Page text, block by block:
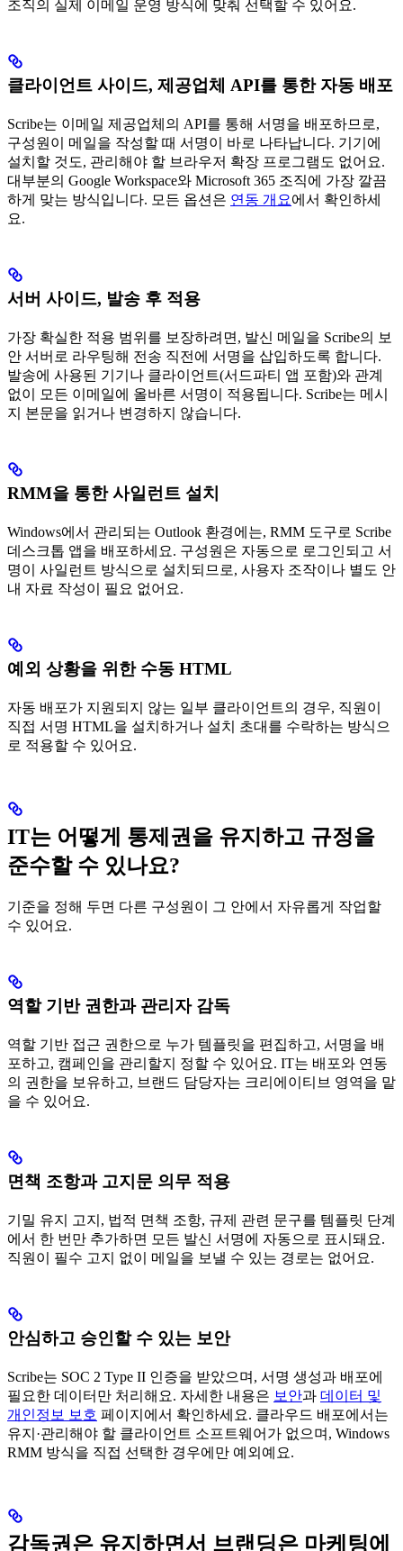
조직의 실제 이메일 운영 방식에 맞춰 선택할 수 있어요.
클라이언트 사이드, 제공업체 API를 통한 자동 배포
Scribe는 이메일 제공업체의 API를 통해 서명을 배포하므로,
구성원이 메일을 작성할 때 서명이 바로 나타납니다. 기기에
설치할 것도, 관리해야 할 브라우저 확장 프로그램도 없어요.
대부분의 Google Workspace와 Microsoft 365 조직에 가장 깔끔
하게 맞는 방식입니다. 모든 옵션은 연동 개요에서 확인하세
요.
서버 사이드, 발송 후 적용
가장 확실한 적용 범위를 보장하려면, 발신 메일을 Scribe의 보
안 서버로 라우팅해 전송 직전에 서명을 삽입하도록 합니다.
발송에 사용된 기기나 클라이언트(서드파티 앱 포함)와 관계
없이 모든 이메일에 올바른 서명이 적용됩니다. Scribe는 메시
지 본문을 읽거나 변경하지 않습니다.
RMM을 통한 사일런트 설치
Windows에서 관리되는 Outlook 환경에는, RMM 도구로 Scribe
데스크톱 앱을 배포하세요. 구성원은 자동으로 로그인되고 서
명이 사일런트 방식으로 설치되므로, 사용자 조작이나 별도 안
내 자료 작성이 필요 없어요.
예외 상황을 위한 수동 HTML
자동 배포가 지원되지 않는 일부 클라이언트의 경우, 직원이
직접 서명 HTML을 설치하거나 설치 초대를 수락하는 방식으
로 적용할 수 있어요.
IT는 어떻게 통제권을 유지하고 규정을
준수할 수 있나요?
기준을 정해 두면 다른 구성원이 그 안에서 자유롭게 작업할
수 있어요.
역할 기반 권한과 관리자 감독
역할 기반 접근 권한으로 누가 템플릿을 편집하고, 서명을 배
포하고, 캠페인을 관리할지 정할 수 있어요. IT는 배포와 연동
의 권한을 보유하고, 브랜드 담당자는 크리에이티브 영역을 맡
을 수 있어요.
면책 조항과 고지문 의무 적용
기밀 유지 고지, 법적 면책 조항, 규제 관련 문구를 템플릿 단계
에서 한 번만 추가하면 모든 발신 서명에 자동으로 표시돼요.
직원이 필수 고지 없이 메일을 보낼 수 있는 경로는 없어요.
안심하고 승인할 수 있는 보안
Scribe는 SOC 2 Type II 인증을 받았으며, 서명 생성과 배포에
필요한 데이터만 처리해요. 자세한 내용은 보안과 데이터 및
개인정보 보호 페이지에서 확인하세요. 클라우드 배포에서는
유지·관리해야 할 클라이언트 소프트웨어가 없으며, Windows
RMM 방식을 직접 선택한 경우에만 예외예요.
감독권은 유지하면서 브랜딩은 마케팅에